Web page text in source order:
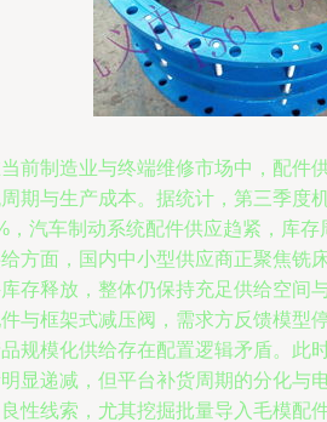
前制造业与终端维修市场中，配件
期与生产成本。据统计，第三季度
，汽车制动系统配件供应趋紧，库
方面，国内中小型供应商正聚焦铣
存释放，整体仍保持充足供给空间
与框架式减压阀，需求方反馈模型
规模化供给存在配置逻辑矛盾。此
显递减，但平台补货周期的分化与
性线索，尤其挖掘批量导入毛模配